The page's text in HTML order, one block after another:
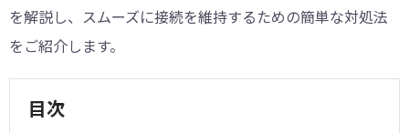
を解説し、スムーズに接続を維持するための簡単な対処法
をご紹介します。
目次